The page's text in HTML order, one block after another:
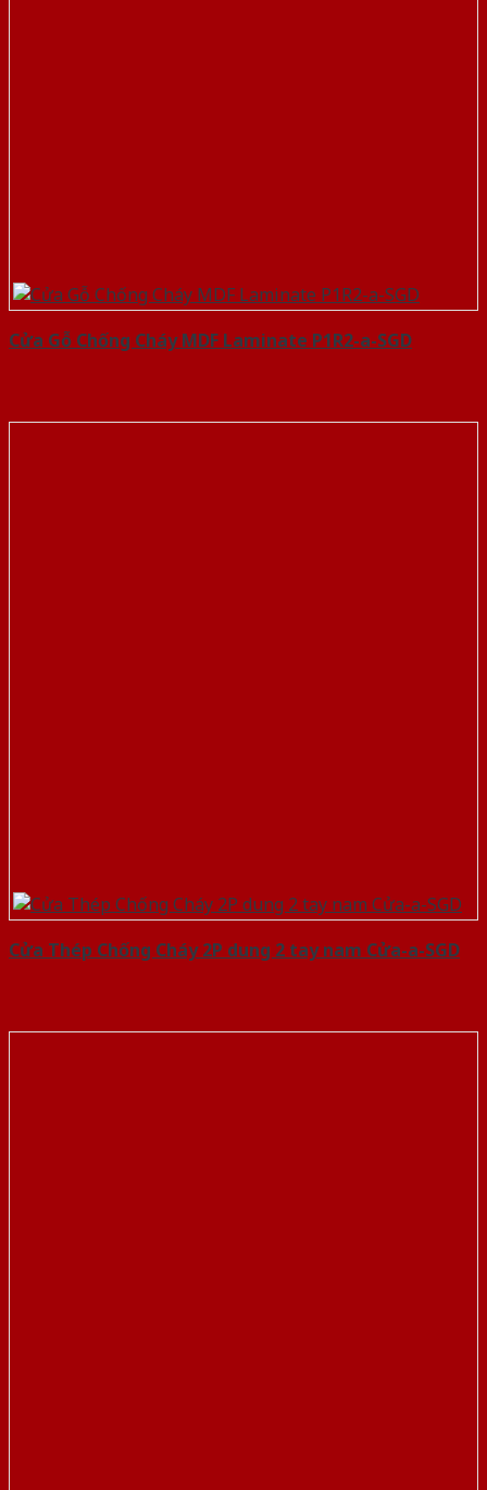
Cửa Gỗ Chống Cháy MDF Laminate P1R2-a-SGD
Cửa Thép Chống Cháy 2P dung 2 tay nam Cửa-a-SGD